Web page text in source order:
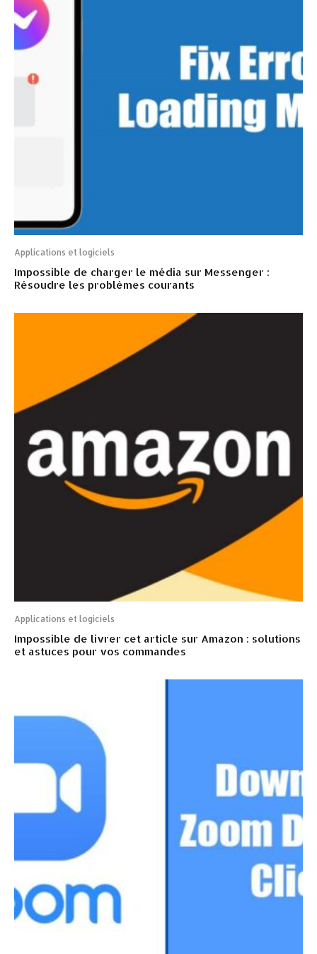
Applications et logiciels
Impossible de charger le média sur Messenger :
Résoudre les problèmes courants
Applications et logiciels
Impossible de livrer cet article sur Amazon : solutions
et astuces pour vos commandes